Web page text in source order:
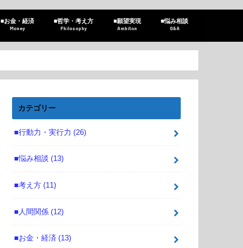
■お金・経済
Money
■哲学・考え方
Philosophy
■願望実現
Ambiton
■悩み相談
Q&A
カテゴリー
■行動力・実行力 (26)
■悩み相談 (13)
■考え方 (11)
■人間関係 (12)
■お金・経済 (13)